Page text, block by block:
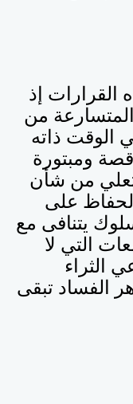
القرارات إذ
المتسارعة من
الوقت ذاته
ومبتورة
تعلي من شأن
على
يتنافى مع
التي لا
الثراء
الفساد تبقى